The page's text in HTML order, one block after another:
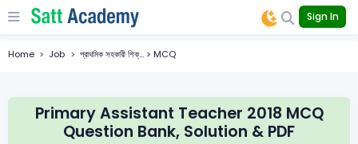
Sign In
Home Job প্রাথমিক সহকারী শিক্... > MCQ
Primary Assistant Teacher 2018 MCQ
Question Bank, Solution & PDF